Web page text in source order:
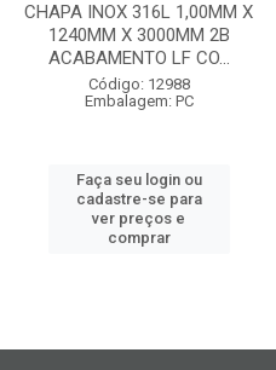
CHAPA INOX 316L 1,00MM X
1240MM X 3000MM 2B
ACABAMENTO LF CO...
Código: 12988
Embalagem: PC
Faça seu login ou
cadastre-se para
ver preços e
comprar